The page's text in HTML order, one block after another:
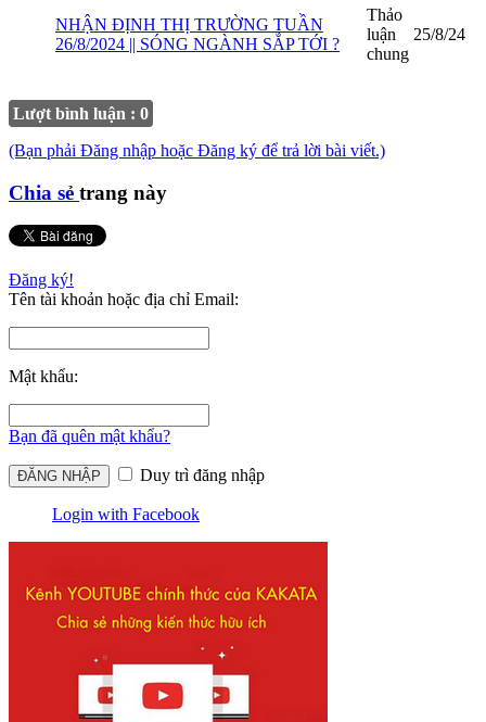
NHẬN ĐỊNH THỊ TRƯỜNG TUẦN
26/8/2024 || SÓNG NGÀNH SẮP TỚI ?
Thảo
luận
chung
25/8/24
Lượt bình luận : 0
(Bạn phải Đăng nhập hoặc Đăng ký để trả lời bài viết.)
Chia sẻ trang này
Đăng ký!
Tên tài khoản hoặc địa chỉ Email:
Mật khẩu:
Bạn đã quên mật khẩu?
Duy trì đăng nhập
Login with Facebook